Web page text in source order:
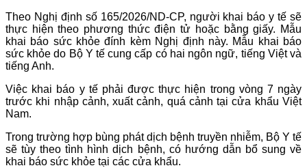
Theo Nghị định số 165/2026/ND-CP, người khai báo y tế sẽ
thực hiện theo phương thức điện tử hoặc bằng giấy. Mẫu
khai báo sức khỏe đính kèm Nghị định này. Mẫu khai báo
sức khỏe do Bộ Y tế cung cấp có hai ngôn ngữ, tiếng Việt và
tiếng Anh.
Việc khai báo y tế phải được thực hiện trong vòng 7 ngày
trước khi nhập cảnh, xuất cảnh, quá cảnh tại cửa khẩu Việt
Nam.
Trong trường hợp bùng phát dịch bệnh truyền nhiễm, Bộ Y tế
sẽ tùy theo tình hình dịch bệnh, có hướng dẫn bổ sung về
khai báo sức khỏe tại các cửa khẩu.